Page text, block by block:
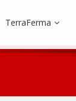
TerraFerma